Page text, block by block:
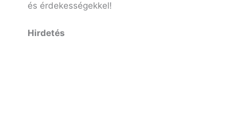
és érdekességekkel!
Hirdetés